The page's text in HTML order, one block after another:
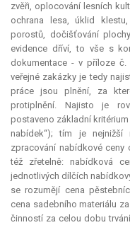
zvěři, oplocování lesních
ochrana lesa, úklid
porostů, dočišťování
evidence dříví, to vše s
dokumentace - v příloze
veřejné zakázky je tedy
práce jsou plnění, za
protiplnění. Najisto je
postaveno základní
nabídek“); tím je nejnižší
zpracování nabídkové ceny
též zřetelně: nabídková
jednotlivých dílčích
se rozumějí cena
cena sadebního materiálu
činností za celou dobu